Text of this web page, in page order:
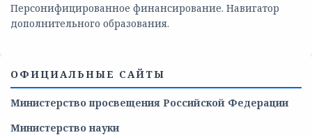
Персонифицированное финансирование. Навигатор
дополнительного образования.
ОФИЦИАЛЬНЫЕ САЙТЫ
Министерство просвещения Российской Федерации
Министерство науки